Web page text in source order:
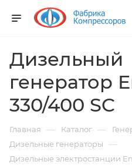
Дизельный
генератор
330/400 SC
Главная — Каталог —
Дизельные генераторы —
Дизельные электростанции